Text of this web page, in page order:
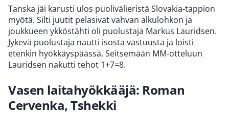
Tanska jäi karusti ulos puolivälieristä Slovakia-tappion
myötä. Silti juutit pelasivat vahvan alkulohkon ja
joukkueen ykköstähti oli puolustaja Markus Lauridsen.
Jykevä puolustaja nautti isosta vastuusta ja loisti
etenkin hyökkäyspäässä. Seitsemään MM-otteluun
Lauridsen nakutti tehot 1+7=8.
Vasen laitahyökkääjä: Roman
Cervenka, Tshekki